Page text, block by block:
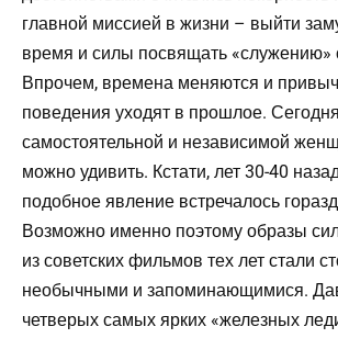
главной миссией в жизни – выйти
время и силы посвящать «служению»
Впрочем, времена меняются и
поведения уходят в прошлое.
самостоятельной и независимой
можно удивить. Кстати, лет 30-40
подобное явление встречалось
Возможно именно поэтому образы
из советских фильмов тех лет стали
необычными и запоминающимися.
четверых самых ярких «железных